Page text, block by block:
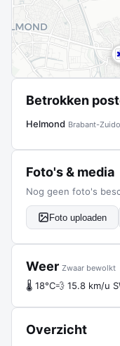
Betrokken
Helmond Brabant-
Foto's & media
Nog geen foto's
Foto uploaden
Weer Zwaar bewolkt
🌡 18°C💨 15.8 km/u
Overzicht